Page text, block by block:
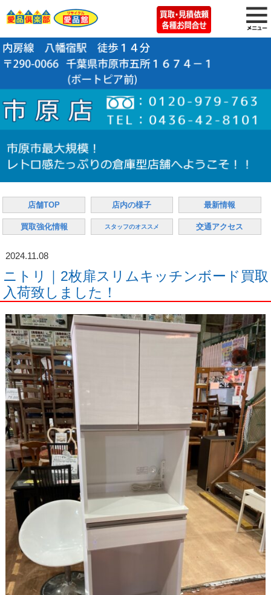
店舗TOP 店内の様子 最新情報
買取強化情報 スタッフのオススメ 交通アクセス
2024.11.08
ニトリ｜2枚扉スリムキッチンボード買取
入荷致しました！